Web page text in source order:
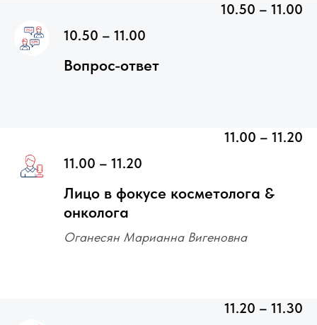
10.50 – 11.00
10.50 – 11.00
Вопрос-ответ
11.00 – 11.20
11.00 – 11.20
Лицо в фокусе косметолога &
онколога
Оганесян Марианна Вигеновна
11.20 – 11.30